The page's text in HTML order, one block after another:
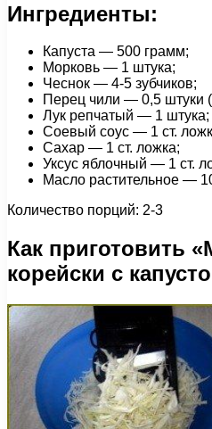
Ингредиенты:
Капуста — 500 грамм;
Морковь — 1 штука;
Чеснок — 4-5 зубчиков;
Перец чили — 0,5 штуки
Лук репчатый — 1 штука;
Соевый соус — 1 ст.
Сахар — 1 ст. ложка;
Уксус яблочный — 1 ст.
Масло растительное —
Количество порций: 2-3
Как приготовить
корейски с